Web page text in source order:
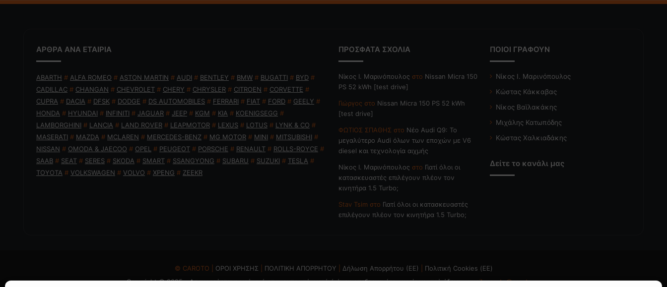
ΑΡΘΡΑ ΑΝΑ ΕΤΑΙΡΙΑ
ABARTH # ALFA ROMEO # ASTON MARTIN # AUDI # BENTLEY # BMW # BUGATTI # BYD #
CADILLAC # CHANGAN # CHEVROLET # CHERY # CHRYSLER # CITROEN # CORVETTE #
CUPRA # DACIA # DFSK # DODGE # DS AUTOMOBILES # FERRARI # FIAT # FORD # GEELY #
HONDA # HYUNDAI # INFINITI # JAGUAR # JEEP # KGM # KIA # KOENIGSEGG #
LAMBORGHINI # LANCIA # LAND ROVER # LEAPMOTOR # LEXUS # LOTUS # LYNK & CO #
MASERATI # MAZDA # MCLAREN # MERCEDES-BENZ # MG MOTOR # MINI # MITSUBISHI #
NISSAN # OMODA & JAECOO # OPEL # PEUGEOT # PORSCHE # RENAULT # ROLLS-ROYCE #
SAAB # SEAT # SERES # SKODA # SMART # SSANGYONG # SUBARU # SUZUKI # TESLA #
TOYOTA # VOLKSWAGEN # VOLVO # XPENG # ZEEKR
ΠΡΟΣΦΑΤΑ ΣΧΟΛΙΑ
Nίκος Ι. Mαρινόπουλος στο Nissan Micra 150
PS 52 kWh [test drive]
Γιώργος στο Nissan Micra 150 PS 52 kWh
[test drive]
ΦΩΤΙΟΣ ΣΠΑΘΗΣ στο Νέο Audi Q9: Το
μεγαλύτερο Audi όλων των εποχών με V6
diesel και τεχνολογία αιχμής
Nίκος Ι. Mαρινόπουλος στο Γιατί όλοι οι
κατασκευαστές επιλέγουν πλέον τον
κινητήρα 1.5 Turbo;
Stav Tsim στο Γιατί όλοι οι κατασκευαστές
επιλέγουν πλέον τον κινητήρα 1.5 Turbo;
ΠΟΙΟΙ ΓΡΑΦΟΥΝ
Νίκος Ι. Μαρινόπουλος
Κώστας Κάκκαβας
Νίκος Βαϊλακάκης
Μιχάλης Κατωπόδης
Κώστας Χαλκιαδάκης
Δείτε το κανάλι μας
© CAROTO | ΟΡΟΙ ΧΡΗΣΗΣ ΠΟΛΙΤΙΚΗ ΑΠΟΡΡΗΤΟΥ Δήλωση Απορρήτου (ΕΕ)
Πολιτική Cookies (ΕΕ)
Copyright © 2025 - Απαγορεύεται η χρήση ή επανεκπομπή, μετά ή άνευ επεξεργασίας, χωρίς γραπτή άδεια- email: caroto@caroto.gr